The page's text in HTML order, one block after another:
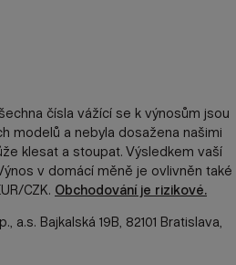
čísla vážící se k výnosům jsou
modelů a nebyla dosažena našimi
klesat a stoupat. Výsledkem vaší
v domácí měně je ovlivněn také
CZK. Obchodování je rizikové.
a.s. Bajkalská 19B, 82101 Bratislava,